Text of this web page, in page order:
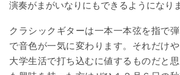
演奏がまがいなりにもできるようになり
クラシックギターは一本一本弦を指で
で音色が一気に変わります。それだけ
大学生活で打ち込むに値するものだと